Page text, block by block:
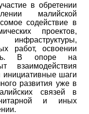
в обретении
малийской
содействие в
проектов,
инфраструктуры,
работ, освоении
В опоре на
взаимодействия
шаги
развития уже в
связей в
и иных